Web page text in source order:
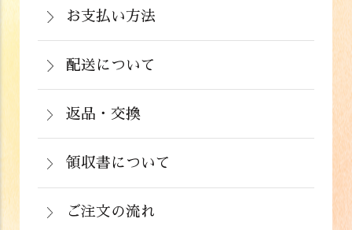
関西・中国（岡山県除く）・四国・九
州：770円(税込)
関東・信越・北陸・中部：990円(税込)
東北：1,210円(税込)
北海道：1,430円(税込)
沖縄：2,024円(税込)
※クール便の場合は送料＋クール代金
220円（税込）
お支払い方法
お支払いは、カード決済、代金引換（手
数料弊社負担）・銀行振込（前払い）・
郵便振込（前払い）・PayPay（オンラ
イン決済）・ドコモケータイ払い・auか
んたん決済・au PAY・ソフトバンクまと
めて支払い(B)がご利用頂けます。
配送について
通常在庫がある商品につきましては、ご
注文から２～５営業日で発送いたしま
す。
返品・交換
商品が食品のため、お客様のお手元に到
着後の返品は基本的にお受け出来ませ
ん。但し、発送中の破損や不良品、ある
いはご注文と違う商品が届いた場合は、
領収書について
領収書をご希望のお客様は、ご注文画面
の備考欄にてお知らせ下さい。なお、お
ご注文の流れ